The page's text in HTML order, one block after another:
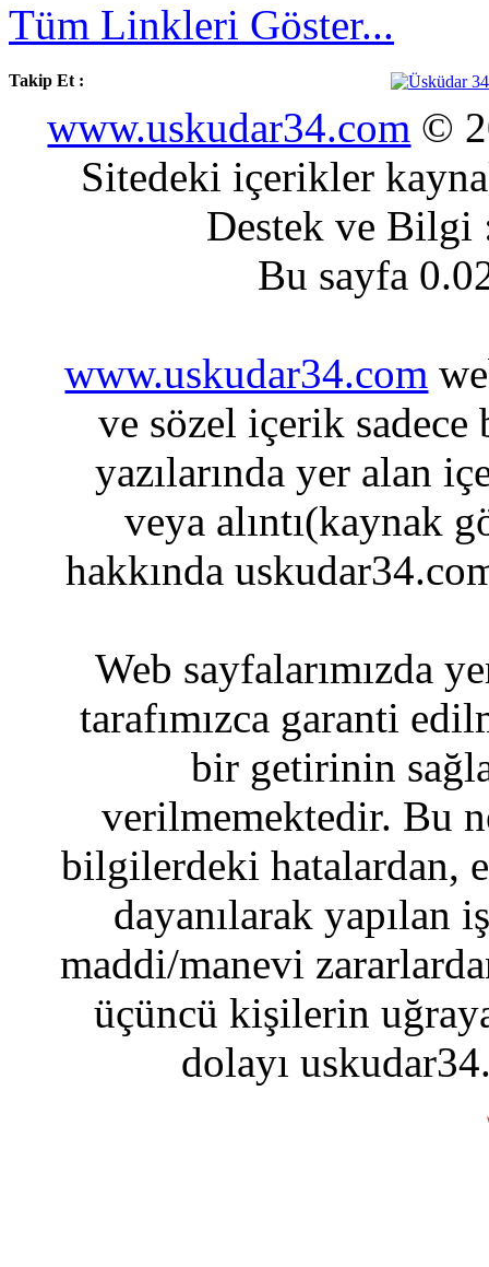
Tüm Linkleri Göster...
Takip Et :
www.uskudar34.com ©
Sitedeki içerikler
Destek ve
Bu sayfa
www.uskudar34.com
ve sözel içerik sadece
yazılarında yer alan
veya alıntı(kaynak
hakkında
Web sayfalarımızda
tarafımızca garanti
bir getirinin
verilmemektedir. Bu
bilgilerdeki hatalardan,
dayanılarak yapılan
maddi/manevi
üçüncü kişilerin
dolayı